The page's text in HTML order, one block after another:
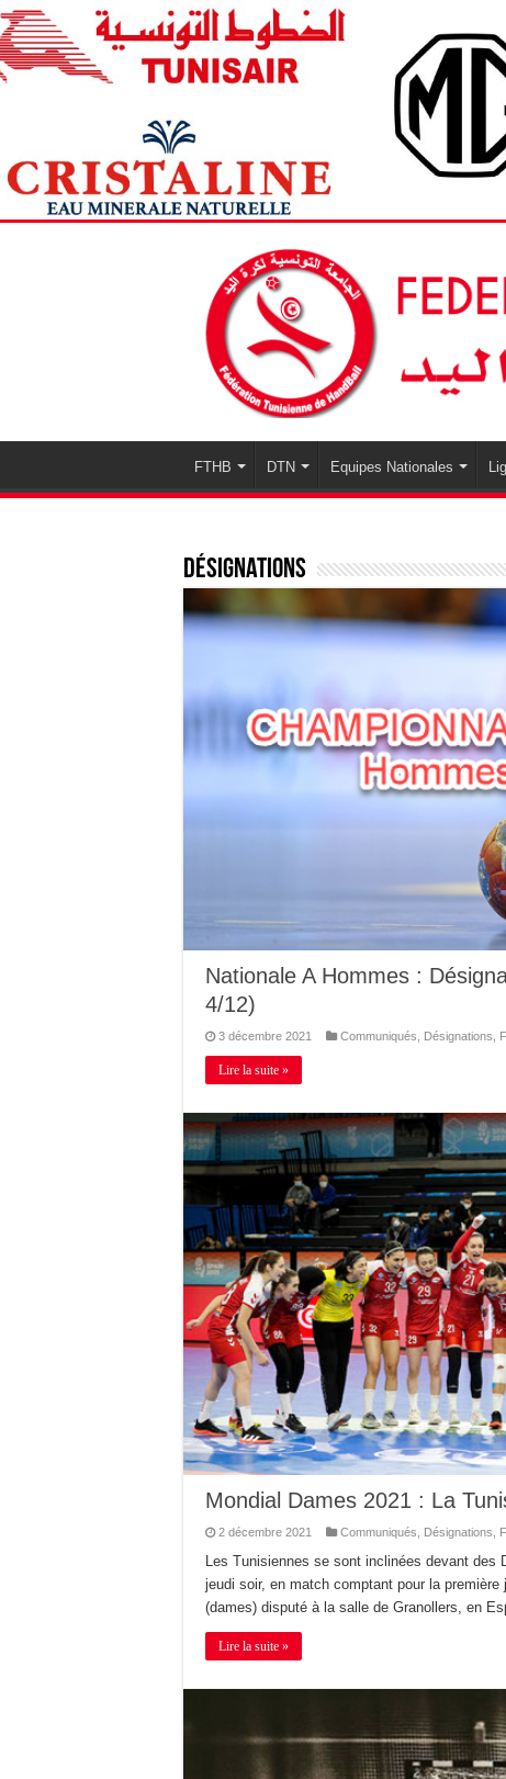
FTHB DTN Equipes Nationales
Désignations
Nationale A Hommes :
4/12)
3 décembre 2021 Communiqués Désignations
Lire la suite »
Mondial Dames 2021 : La
2 décembre 2021 Communiqués Désignations
Les Tunisiennes se sont inclinées devant des
jeudi soir, en match comptant pour la
(dames) disputé à la salle de Granollers, en
Lire la suite »